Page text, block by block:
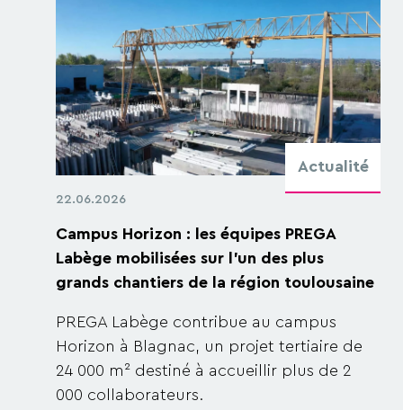
Actualité
22.06.2026
Campus Horizon : les équipes PREGA
Labège mobilisées sur l'un des plus
grands chantiers de la région toulousaine
PREGA Labège contribue au campus
Horizon à Blagnac, un projet tertiaire de
24 000 m² destiné à accueillir plus de 2
000 collaborateurs.